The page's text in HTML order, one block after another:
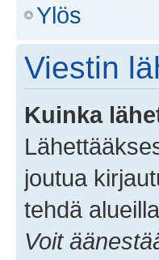
Ylös
Viestin
Kuinka
joutua
tehdä
Voit